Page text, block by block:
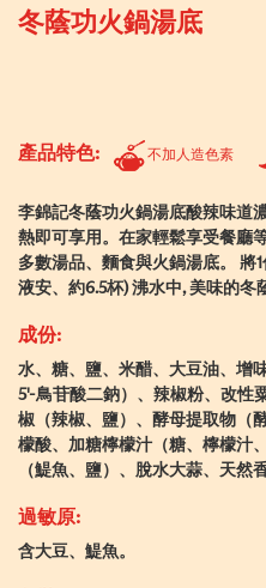
冬蔭功火鍋湯底
產品特色: 不加人造色素
李錦記冬蔭功火鍋湯底酸辣味道
熱即可享用。在家輕鬆享受餐廳
多數湯品、麵食與火鍋湯底。 將
液安、約6.5杯) 沸水中, 美味的冬
成份:
水、糖、鹽、米醋、大豆油、增
5'-鳥苷酸二鈉）、辣椒粉、改性
椒（辣椒、鹽）、酵母提取物（
檬酸、加糖檸檬汁（糖、檸檬汁
（鯷魚、鹽）、脫水大蒜、天然
過敏原:
含大豆、鯷魚。